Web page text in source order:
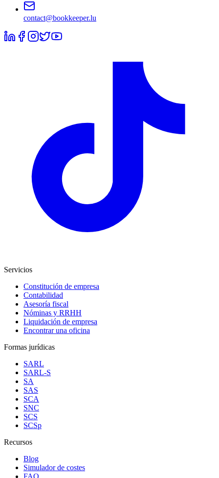
contact@bookkeeper.lu
Servicios
Constitución de empresa
Contabilidad
Asesoría fiscal
Nóminas y RRHH
Liquidación de empresa
Encontrar una oficina
Formas jurídicas
SARL
SARL-S
SA
SAS
SCA
SNC
SCS
SCSp
Recursos
Blog
Simulador de costes
FAQ